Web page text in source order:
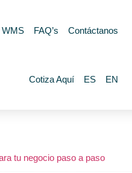
WMS FAQ’s Contáctanos
Cotiza Aquí ES EN
tu negocio paso a paso